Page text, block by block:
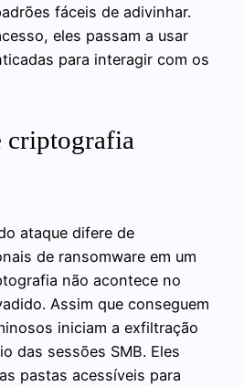
fáceis de adivinhar.
eles passam a usar
para interagir com os
criptografia
ataque difere de
de ransomware em um
não acontece no
Assim que conseguem
iniciam a exfiltração
das sessões SMB. Eles
pastas acessíveis para